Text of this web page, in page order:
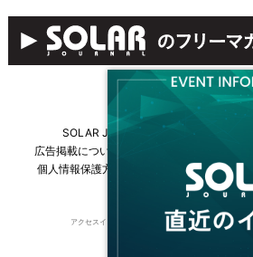
SOLAR JOURNALについて
広告掲載について
個人情報保護方針
運営会社・媒体一覧
アクセスインターナショナルは持続可能な開発目標（